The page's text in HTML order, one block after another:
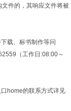
件的，其响应文件将被
载、标书制作等问
（工作日:08:00～
home的联系方式详见